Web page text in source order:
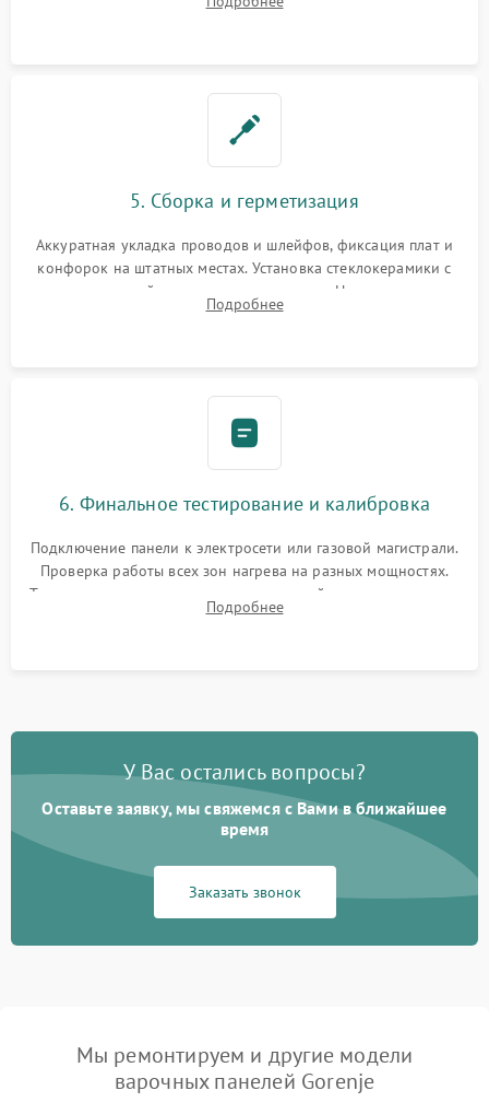
дорожек. Очистка контактов и замена поврежденной
5. Сборка и герметизация
Аккуратная укладка проводов и шлейфов, фиксация плат и
конфорок на штатных местах. Установка стеклокерамики с
проверкой равномерности зазоров. Нанесение
термостойкого герметика или укладка уплотнительной
Подробнее
6. Финальное тестирование и калибровка
Подключение панели к электросети или газовой магистрали.
Проверка работы всех зон нагрева на разных мощностях.
Тестирование сенсорного управления, таймера, индикаторов
остаточного тепла и систем защиты от перегрева.
Подробнее
У Вас остались вопросы?
Оставьте заявку, мы свяжемся с Вами в ближайшее
время
Заказать звонок
Мы ремонтируем и другие модели
варочных панелей Gorenje